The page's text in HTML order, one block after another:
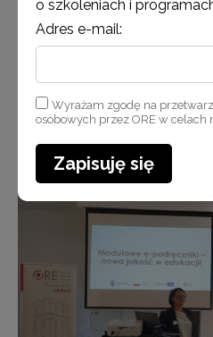
Katarzyna Martynowska i Dominika
o szkoleniach i
Adres e-mail:
Wyrażam zgodę na
osobowych przez ORE w celach
Zapisuję się